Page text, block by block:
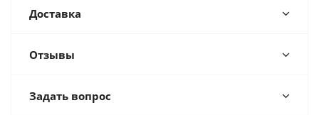
Доставка
Отзывы
Задать вопрос